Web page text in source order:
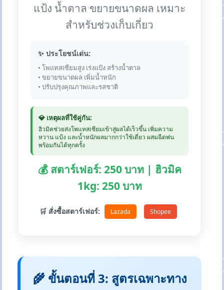
แป้ง น้ำตาล ขยายขนาดผล เหมาะ
สำหรับช่วงเก็บเกี่ยว
✨ ประโยชน์เด่น:
• โพแทสเซียมสูง เร่งแป้ง สร้างน้ำตาล
• ขยายขนาดผล เพิ่มน้ำหนัก
• ปรับปรุงคุณภาพและรสชาติ
💎 เหตุผลที่ใช้คู่กัน:
ฮิวมิคช่วยส่งโพแทสเซียมเข้าสู่ผลได้เร็วขึ้น เพิ่มความ
หวาน แป้ง และน้ำหนักผลมากกว่าใช้เดี่ยว ผสมฉีดพ่น
พร้อมกันได้ทุกครั้ง
💰 สตาร์เฟอร์: 250 บาท | ฮิวมิค
1kg: 250 บาท
🛒 สั่งซื้อสตาร์เฟอร์: Lazada Shopee
🌾 ขั้นตอนที่ 3: สูตรเฉพาะทาง